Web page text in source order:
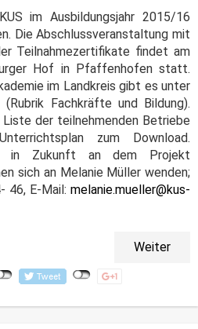
im Ausbildungsjahr 2015/16
Die Abschlussveranstaltung mit
Teilnahmezertifikate findet am
Hof in Pfaffenhofen statt.
im Landkreis gibt es unter
(Rubrik Fachkräfte und Bildung).
der teilnehmenden Betriebe
zum Download.
in Zukunft an dem Projekt
sich an Melanie Müller wenden;
46, E-Mail: melanie.mueller@kus-
Weiter